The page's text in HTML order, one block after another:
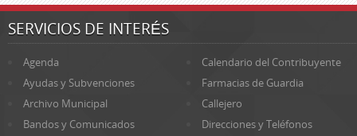
SERVICIOS DE INTERÉS
Agenda
Calendario del Contribuyente
Ayudas y Subvenciones
Farmacias de Guardia
Archivo Municipal
Callejero
Bandos y Comunicados
Direcciones y Teléfonos